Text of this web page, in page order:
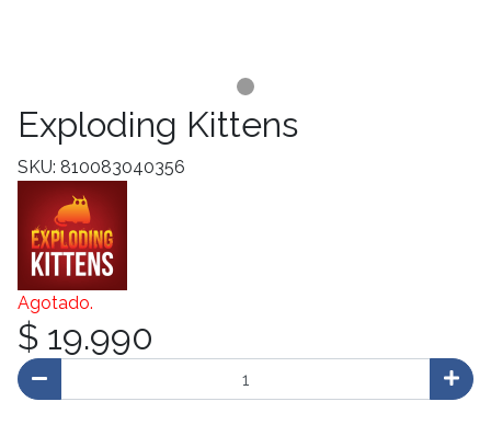
Exploding Kittens
SKU: 810083040356
Agotado.
$ 19.990